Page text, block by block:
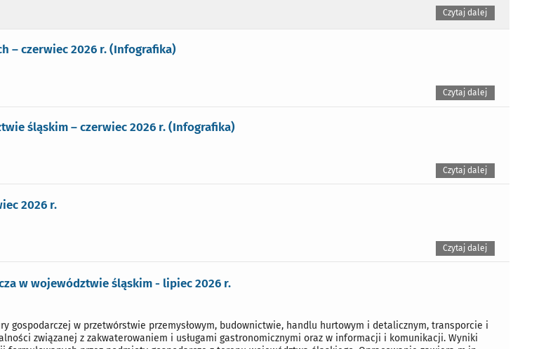
Czytaj dalej
– czerwiec 2026 r. (Infografika)
Czytaj dalej
śląskim – czerwiec 2026 r. (Infografika)
Czytaj dalej
2026 r.
Czytaj dalej
w województwie śląskim - lipiec 2026 r.
gospodarczej w przetwórstwie przemysłowym, budownictwie, handlu hurtowym i detalicznym, transporcie i
związanej z zakwaterowaniem i usługami gastronomicznymi oraz w informacji i komunikacji. Wyniki